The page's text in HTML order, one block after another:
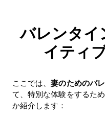
バレンタイ
イティ
ここでは、妻のためのバ
て、特別な体験をするた
か紹介します：